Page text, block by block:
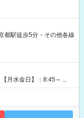
都駅徒歩5分・その他各線
月水金日】：8:45～